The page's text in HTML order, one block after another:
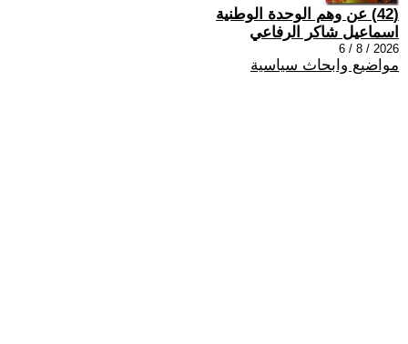
(42) عن وهم الوحدة الوطنية
اسماعيل شاكر الرفاعي
2026 / 8 / 6
مواضيع وابحاث سياسية